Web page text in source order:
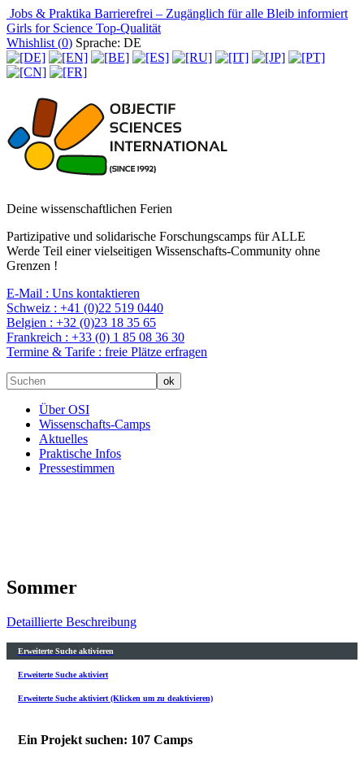
Jobs & Praktika Barrierefrei – Zugänglich für alle Bleib informiert
Girls for Science Top-Qualität
Whishlist (0) Sprache: DE
Deine wissenschaftlichen Ferien
Partizipative und solidarische Forschungscamps für ALLE
Werde Teil einer vielseitigen Wissenschafts-Community ohne
Grenzen !
E-Mail : Uns kontaktieren
Schweiz : +41 (0)22 519 0440
Belgien : +32 (0)23 18 35 65
Frankreich : +33 (0) 1 85 08 36 30
Termine & Tarife : freie Plätze erfragen
Über OSI
Wissenschafts-Camps
Aktuelles
Praktische Infos
Pressestimmen
Sommer
Detaillierte Beschreibung
Erweiterte Suche aktivieren
Erweiterte Suche aktiviert
Erweiterte Suche aktiviert (Klicken um zu deaktivieren)
Ein Projekt suchen: 107 Camps